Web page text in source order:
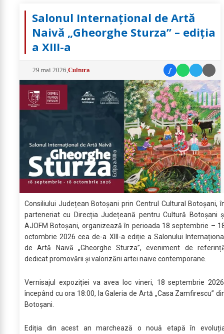
Salonul Internațional de Artă
Naivă „Gheorghe Sturza” – ediția
a XIII-a
29 mai 2026 ,Cultura f
Consiliului Județean Botoșani prin Centrul Cultural Botoșani,
parteneriat cu Direcția Județeană pentru Cultură Botoșani
AJOFM Botoșani, organizează în perioada 18 septembrie –
octombrie 2026 cea de-a XIII-a ediție a Salonului
de Artă Naivă „Gheorghe Sturza”, eveniment de
dedicat promovării și valorizării artei naive contemporane.
Vernisajul expoziției va avea loc vineri, 18 septembrie
începând cu ora 18:00, la Galeria de Artă „Casa Zamfirescu”
Botoșani.
Ediția din acest an marchează o nouă etapă în